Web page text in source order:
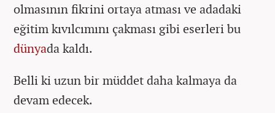
olmasının fikrini ortaya atması ve adadaki
eğitim kıvılcımını çakması gibi eserleri bu
dünyada kaldı.
Belli ki uzun bir müddet daha kalmaya da
devam edecek.